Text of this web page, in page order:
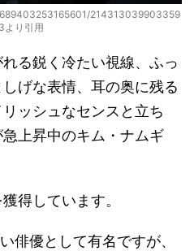
214313039903359
より引用
る鋭く冷たい視線、ふっ
げな表情、耳の奥に残る
ッシュなセンスと立ち
上昇中のキム・ナムギ
得しています。
俳優として有名ですが、